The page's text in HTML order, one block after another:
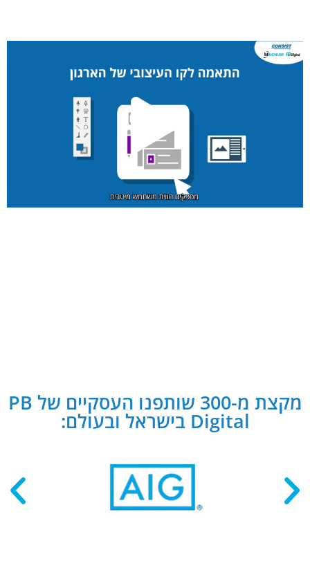
מקצת מ-300 שותפנו העסקיים של PB
Digital בישראל ובעולם: